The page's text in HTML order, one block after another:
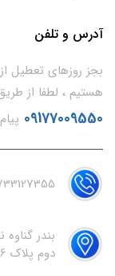
آدرس و تلفن
بجز روزهای تعطیل
هستیم ، لطفا از
09177009550
بندر
دوم پلاک 66